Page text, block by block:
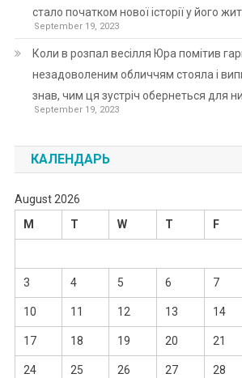
стало початком нової історії у його
September 19, 2023
Коли в розпал весілля Юра помітив
незадоволеним обличчям стояла і
знав, чим ця зустріч обернеться для
September 19, 2023
КАЛЕНДАРЬ
August 2026
M
T W T F
3 4 5 6 7
10 11 12 13 14
17 18 19 20 21
24 25 26 27 28